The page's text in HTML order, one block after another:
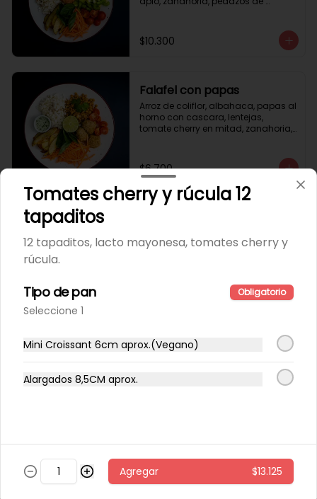
verde, limón.
$10.300
Falafel con papas
Arroz de coliflor, albahaca, papas al
horno con cascara, lentejas,
tomate cherry en mitad, zanahoria,
$6.700
horno con cascara, repollo morado,
Pollo miso
arroz integral tibio, espinaca,
cilantro, repollo morado, zanahoria,
pollo grille en cubos, aderezo de
Sandwich 🍔
Tomates cherry y rúcula 12
tapaditos
12 tapaditos, lacto mayonesa, tomates cherry y
rúcula.
Tipo de pan Obligatorio
Seleccione 1
Mini Croissant 6cm aprox.(Vegano)
Alargados 8,5CM aprox.
Agregar $13.125